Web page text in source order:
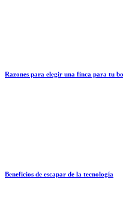
Razones para elegir una finca para tu
Beneficios de escapar de la tecnología